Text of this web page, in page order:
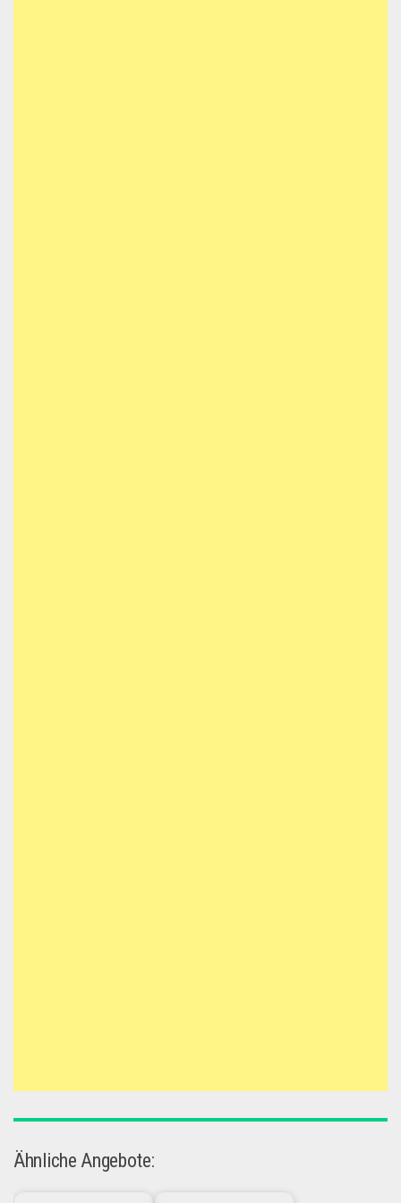
Ähnliche Angebote: